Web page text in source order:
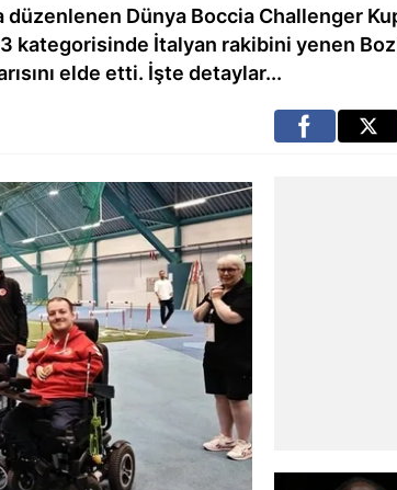
Dünya Boccia Challenger
3 kategorisinde İtalyan rakibini yenen
elde etti. İşte detaylar...